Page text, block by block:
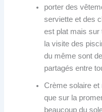
porter des
serviette et des
est plat mais sur
la visite des
du même sont
partagés entre
Crème solaire
que sur la
beaucoup du